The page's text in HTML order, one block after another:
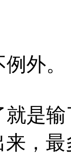
外。
是输
，